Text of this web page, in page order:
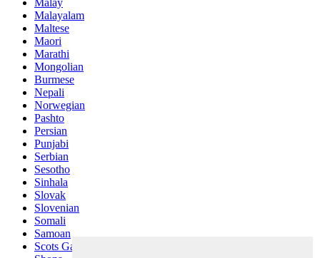
Malay
Malayalam
Maltese
Maori
Marathi
Mongolian
Burmese
Nepali
Norwegian
Pashto
Persian
Punjabi
Serbian
Sesotho
Sinhala
Slovak
Slovenian
Somali
Samoan
Scots Gaelic